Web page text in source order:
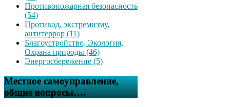
Противопожарная безопасность
(54)
Противод. экстремизму,
антитеррор (11)
Благоустройство, Экология,
Охрана природы (46)
Энергосбережение (5)
Местное самоуправление,
общие вопросы….